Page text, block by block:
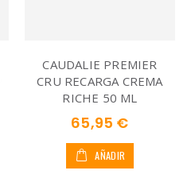
CAUDALIE PREMIER
CRU RECARGA CREMA
RICHE 50 ML
65,95 €
AÑADIR